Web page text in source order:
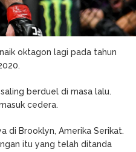
oktagon lagi pada tahun
berduel di masa lalu.
cedera.
di Brooklyn, Amerika Serikat.
itu yang telah ditanda